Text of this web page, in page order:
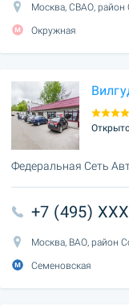
Москва, СВАО, район
Окружная
Федеральная Сеть
+7 (495)
Москва, ВАО, район
Семеновская